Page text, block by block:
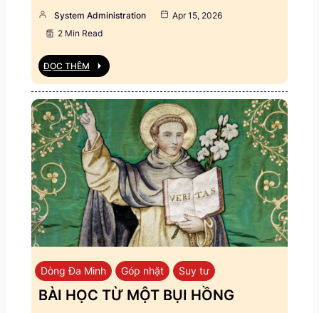
System Administration
Apr 15, 2026
2 Min Read
ĐỌC THÊM
Dòng Đa Minh Góp nhặt Suy tư
BÀI HỌC TỪ MỘT BỤI HỒNG